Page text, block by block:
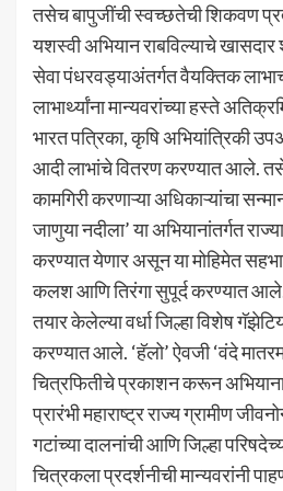
तसेच बापुजींची स्वच्छतेची शिकवण
यशस्वी अभियान राबविल्याचे
सेवा पंधरवड्याअंतर्गत वैयक्तिक
लाभार्थ्यांना मान्यवरांच्या हस्ते
भारत पत्रिका, कृषि अभियांत्रिकी
आदी लाभांचे वितरण करण्यात आले.
कामगिरी करणाऱ्या अधिकाऱ्यांचा
जाणुया नदीला’ या अभियानांतर्गत
करण्यात येणार असून या मोहिमेत
कलश आणि तिरंगा सुपूर्द करण्यात आले.
तयार केलेल्या वर्धा जिल्हा विशेष
करण्यात आले. ‘हॅलो’ ऐवजी ‘वंदे
चित्रफितीचे प्रकाशन करून
प्रारंभी महाराष्ट्र राज्य ग्रामीण
गटांच्या दालनांची आणि जिल्हा
चित्रकला प्रदर्शनीची मान्यवरांनी